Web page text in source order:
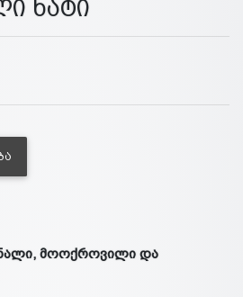
ხატი
მოოქროვილი და